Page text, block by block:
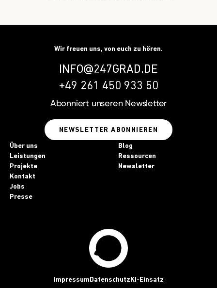
Wir freuen uns, von euch zu hören.
INFO@247GRAD.DE
+49 261 450 933 50
Abonniert unseren Newsletter
NEWSLETTER ABONNIEREN
Über uns
Leistungen
Projekte
Kontakt
Jobs
Presse
Blog
Ressourcen
Newsletter
Impressum Datenschutz KI-Einsatz